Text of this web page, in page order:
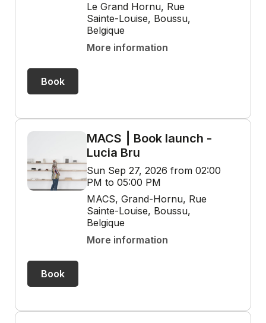
Le Grand Hornu, Rue
Sainte-Louise, Boussu,
Belgique
More information
Book
MACS ⎮ Book launch -
Lucia Bru
Sun Sep 27, 2026 from 02:00
PM to 05:00 PM
MACS, Grand-Hornu, Rue
Sainte-Louise, Boussu,
Belgique
More information
Book